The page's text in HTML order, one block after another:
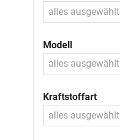
alles ausgewählt
Modell
alles ausgewählt
Kraftstoffart
alles ausgewählt